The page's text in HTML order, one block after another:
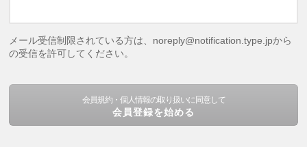
メール受信制限されている方は、noreply@notification.type.jpから
の受信を許可してください。
会員規約・個人情報の取り扱いに同意して
会員登録を始める